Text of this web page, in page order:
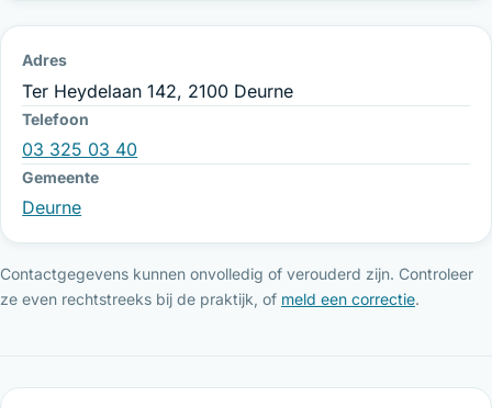
Adres
Ter Heydelaan 142, 2100 Deurne
Telefoon
03 325 03 40
Gemeente
Deurne
Contactgegevens kunnen onvolledig of verouderd zijn. Controleer
ze even rechtstreeks bij de praktijk, of meld een correctie.